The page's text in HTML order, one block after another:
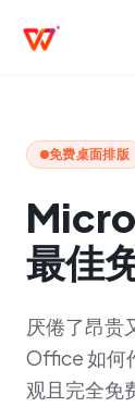
免费桌面排版
最佳
厌倦了昂贵
Office 如何
观且完全免